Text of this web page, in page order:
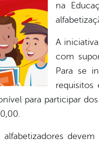
na
A
com
Para se
requisitos
para participar
alfabetizadores